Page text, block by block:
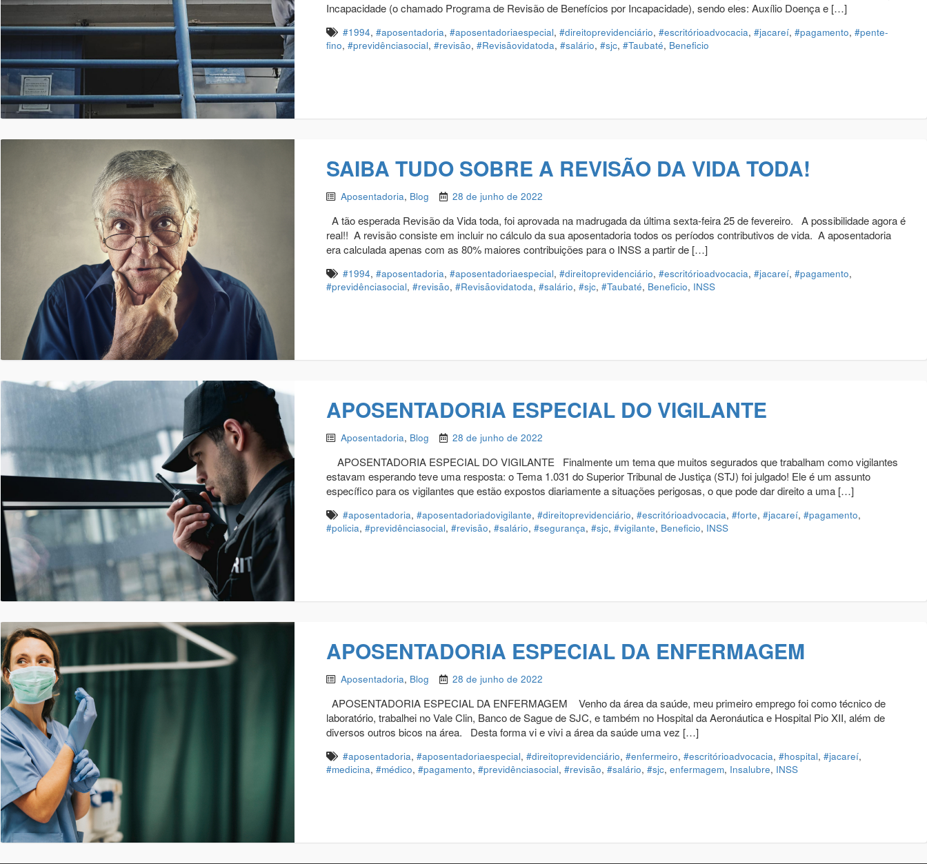
Incapacidade (o chamado Programa de Revisão de Benefícios por Incapacidade), sendo eles: Auxílio Doença e […]
#1994, #aposentadoria, #aposentadoriaespecial, #direitoprevidenciário, #escritórioadvocacia, #jacareí, #pagamento, #pente-
fino, #previdênciasocial, #revisão, #Revisãovidatoda, #salário, #sjc, #Taubaté, Beneficio
SAIBA TUDO SOBRE A REVISÃO DA VIDA TODA!
Aposentadoria, Blog 28 de junho de 2022
A tão esperada Revisão da Vida toda, foi aprovada na madrugada da última sexta-feira 25 de fevereiro. A possibilidade agora é
real!! A revisão consiste em incluir no cálculo da sua aposentadoria todos os períodos contributivos de vida. A aposentadoria
era calculada apenas com as 80% maiores contribuições para o INSS a partir de […]
#1994, #aposentadoria, #aposentadoriaespecial, #direitoprevidenciário, #escritórioadvocacia, #jacareí, #pagamento,
#previdênciasocial, #revisão, #Revisãovidatoda, #salário, #sjc, #Taubaté, Beneficio, INSS
APOSENTADORIA ESPECIAL DO VIGILANTE
Aposentadoria, Blog 28 de junho de 2022
APOSENTADORIA ESPECIAL DO VIGILANTE Finalmente um tema que muitos segurados que trabalham como vigilantes
estavam esperando teve uma resposta: o Tema 1.031 do Superior Tribunal de Justiça (STJ) foi julgado! Ele é um assunto
específico para os vigilantes que estão expostos diariamente a situações perigosas, o que pode dar direito a uma […]
#aposentadoria, #aposentadoriadovigilante, #direitoprevidenciário, #escritórioadvocacia, #forte, #jacareí, #pagamento,
#policia, #previdênciasocial, #revisão, #salário, #segurança, #sjc, #vigilante, Beneficio, INSS
APOSENTADORIA ESPECIAL DA ENFERMAGEM
Aposentadoria, Blog 28 de junho de 2022
APOSENTADORIA ESPECIAL DA ENFERMAGEM Venho da área da saúde, meu primeiro emprego foi como técnico de
laboratório, trabalhei no Vale Clin, Banco de Sague de SJC, e também no Hospital da Aeronáutica e Hospital Pio XII, além de
diversos outros bicos na área. Desta forma vi e vivi a área da saúde uma vez […]
#aposentadoria, #aposentadoriaespecial, #direitoprevidenciário, #enfermeiro, #escritórioadvocacia, #hospital, #jacareí,
#medicina, #médico, #pagamento, #previdênciasocial, #revisão, #salário, #sjc, enfermagem, Insalubre, INSS